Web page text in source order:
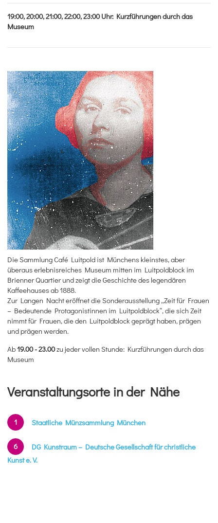
19:00, 20:00, 21:00, 22:00, 23:00Uhr: Kurzführungen durch das
Museum
Die Sammlung Café Luitpold ist Münchens kleinstes, aber
überaus erlebnisreiches Museum mitten im Luitpoldblock im
Brienner Quartier und zeigt die Geschichte des legendären
Kaffeehauses ab 1888.
Zur Langen Nacht eröffnet die Sonderausstellung „Zeit für Frauen
– Bedeutende Protagonistinnen im Luitpoldblock“, die sich Zeit
nimmt für Frauen, die den Luitpoldblock geprägt haben, prägen
und prägen werden.
Ab19.00 - 23.00zu jeder vollen Stunde: Kurzführungen durch das
Museum
Veranstaltungsorte in der Nähe
1 Staatliche Münzsammlung München
6
DG Kunstraum – Deutsche Gesellschaft für christliche
Kunst e. V.